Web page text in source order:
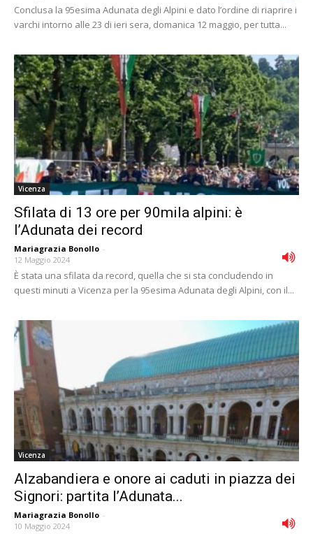
Conclusa la 95esima Adunata degli Alpini e dato l’ordine di riaprire i
varchi intorno alle 23 di ieri sera, domanica 12 maggio, per tutta...
Vicenza
Sfilata di 13 ore per 90mila alpini: è
l’Adunata dei record
Mariagrazia Bonollo -
12 Maggio 2024
È stata una sfilata da record, quella che si sta concludendo in
questi minuti a Vicenza per la 95esima Adunata degli Alpini, con il...
Vicenza
Alzabandiera e onore ai caduti in piazza dei
Signori: partita l’Adunata...
Mariagrazia Bonollo -
10 Maggio 2024